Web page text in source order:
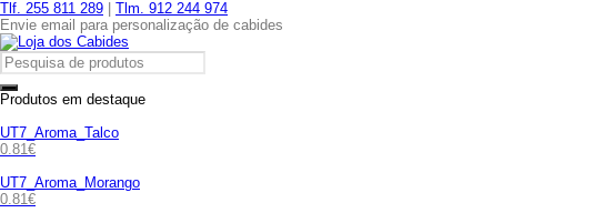
Tlf. 255 811 289
Tlm. 912 244 974
Envie email para personalização de cabides
Produtos em destaque
UT7_Aroma_Talco
0.81€
UT7_Aroma_Morango
0.81€